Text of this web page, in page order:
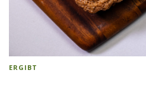
ERGIBT